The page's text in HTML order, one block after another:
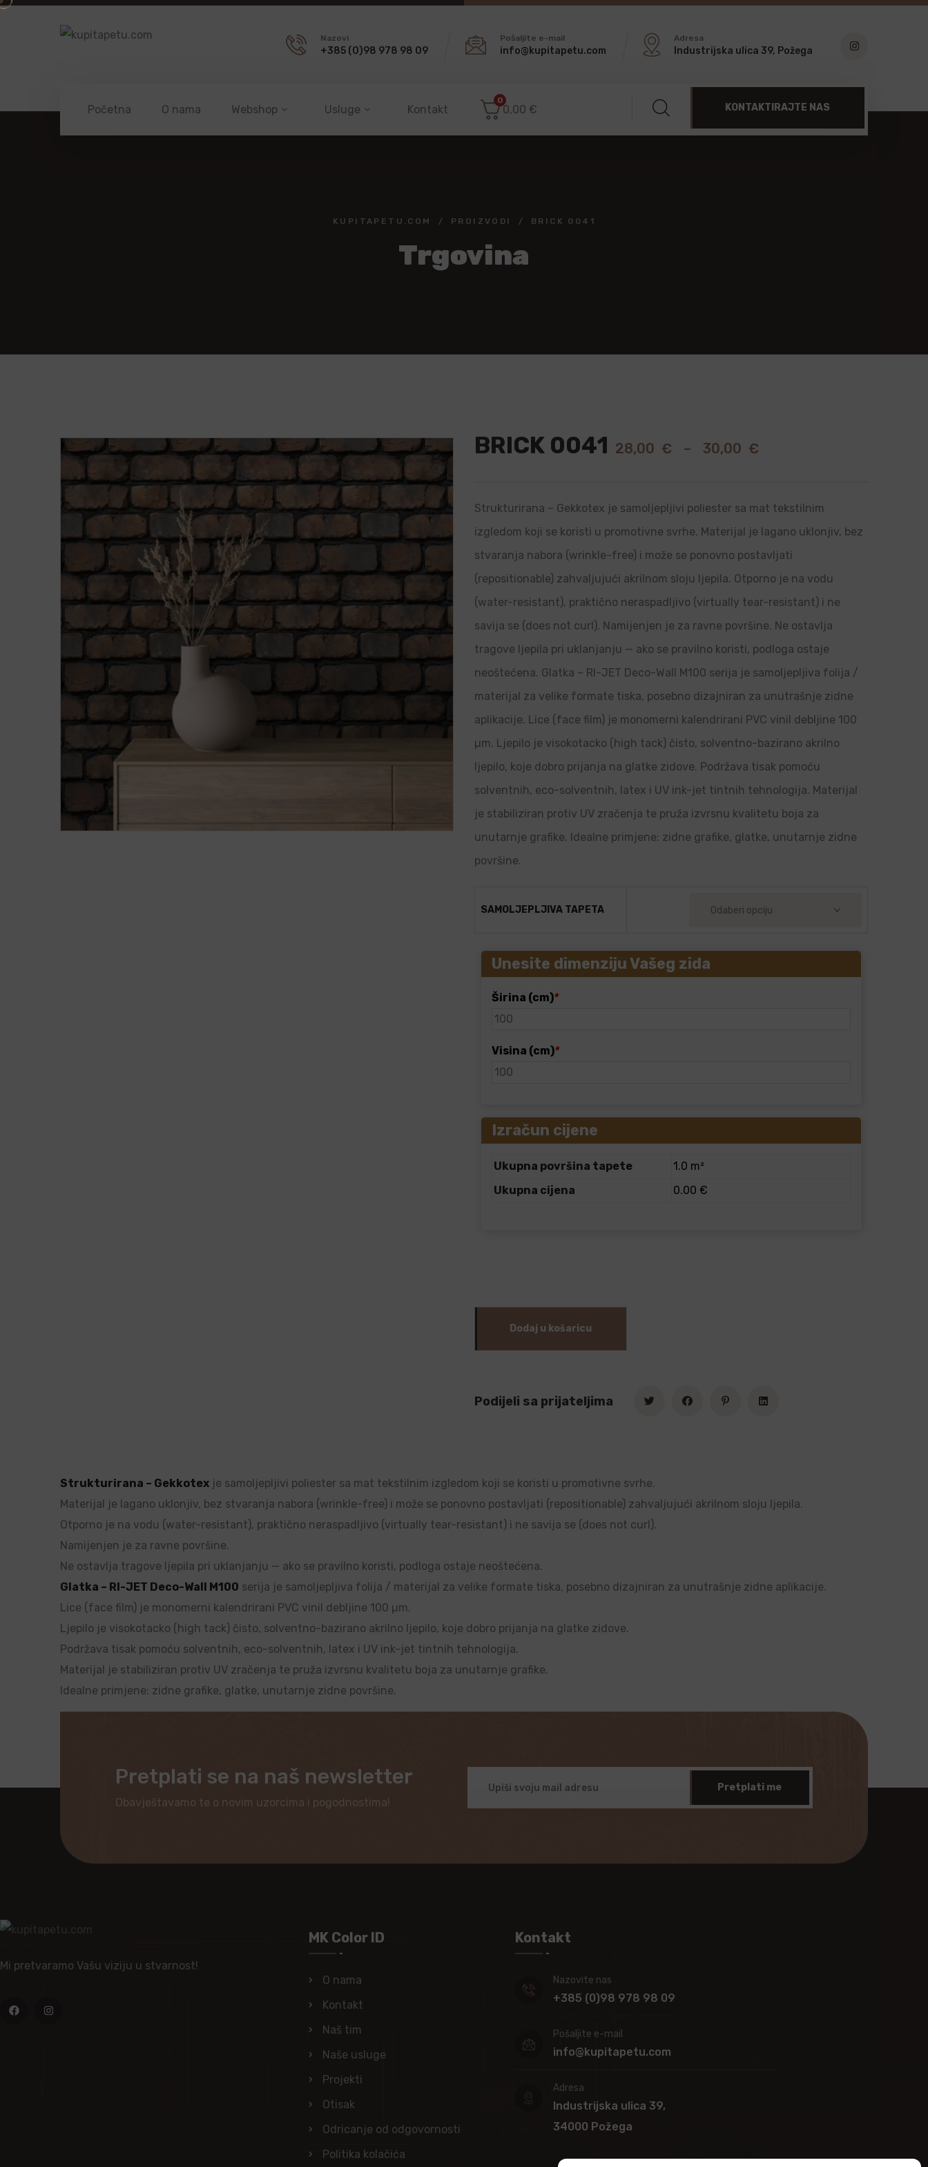
Nazovi
+385 (0)98 978 98 09
Pošaljite e-mail
info@kupitapetu.com
Adresa
Industrijska ulica 39, Požega
Početna O nama Webshop Usluge Kontakt
0
0,00 € KONTAKTIRAJTE NAS
KUPITAPETU.COM PROIZVODI BRICK 0041
Trgovina
BRICK 0041 28,00 € – 30,00 €
Strukturirana – Gekkotex je samoljepljivi poliester sa mat tekstilnim
izgledom koji se koristi u promotivne svrhe. Materijal je lagano uklonjiv, bez
stvaranja nabora (wrinkle-free) i može se ponovno postavljati
(repositionable) zahvaljujući akrilnom sloju ljepila. Otporno je na vodu
(water-resistant), praktično neraspadljivo (virtually tear-resistant) i ne
savija se (does not curl). Namijenjen je za ravne površine. Ne ostavlja
tragove ljepila pri uklanjanju — ako se pravilno koristi, podloga ostaje
neoštećena. Glatka – RI-JET Deco-Wall M100 serija je samoljepljiva folija /
materijal za velike formate tiska, posebno dizajniran za unutrašnje zidne
aplikacije. Lice (face film) je monomerni kalendrirani PVC vinil debljine 100
µm. Ljepilo je visokotacko (high tack) čisto, solventno-bazirano akrilno
ljepilo, koje dobro prijanja na glatke zidove. Podržava tisak pomoću
solventnih, eco-solventnih, latex i UV ink-jet tintnih tehnologija. Materijal
je stabiliziran protiv UV zračenja te pruža izvrsnu kvalitetu boja za
unutarnje grafike. Idealne primjene: zidne grafike, glatke, unutarnje zidne
površine.
SAMOLJEPLJIVA TAPETA
Unesite dimenziju Vašeg zida
Širina (cm)*
Visina (cm)*
Izračun cijene
Ukupna površina tapete
1.0 m²
Ukupna cijena
0.00 €
Dodaj u košaricu
Podijeli sa prijateljima
Strukturirana – Gekkotex je samoljepljivi poliester sa mat tekstilnim izgledom koji se koristi u promotivne svrhe.
Materijal je lagano uklonjiv, bez stvaranja nabora (wrinkle-free) i može se ponovno postavljati (repositionable) zahvaljujući akrilnom sloju ljepila.
Otporno je na vodu (water-resistant), praktično neraspadljivo (virtually tear-resistant) i ne savija se (does not curl).
Namijenjen je za ravne površine.
Ne ostavlja tragove ljepila pri uklanjanju — ako se pravilno koristi, podloga ostaje neoštećena.
Glatka – RI-JET Deco-Wall M100 serija je samoljepljiva folija / materijal za velike formate tiska, posebno dizajniran za unutrašnje zidne aplikacije.
Lice (face film) je monomerni kalendrirani PVC vinil debljine 100 µm.
Ljepilo je visokotacko (high tack) čisto, solventno-bazirano akrilno ljepilo, koje dobro prijanja na glatke zidove.
Podržava tisak pomoću solventnih, eco-solventnih, latex i UV ink-jet tintnih tehnologija.
Materijal je stabiliziran protiv UV zračenja te pruža izvrsnu kvalitetu boja za unutarnje grafike.
Idealne primjene: zidne grafike, glatke, unutarnje zidne površine.
Pretplati se na naš newsletter
Obavještavamo te o novim uzorcima i pogodnostima!
Pretplati me
Mi pretvaramo Vašu viziju u stvarnost!
MK Color ID
O nama
Kontakt
Naš tim
Naše usluge
Projekti
Otisak
Odricanje od odgovornosti
Politika kolačića
Kontakt
Nazovite nas
+385 (0)98 978 98 09
Pošaljite e-mail
info@kupitapetu.com
Adresa
Industrijska ulica 39,
34000 Požega